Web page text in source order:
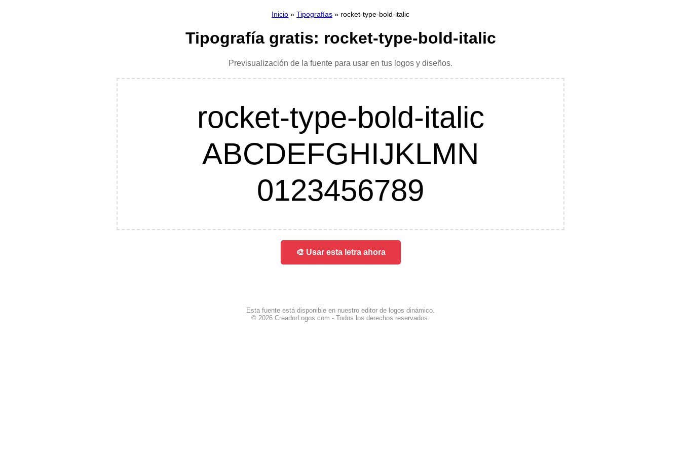
Inicio » Tipografías » rocket-type-bold-italic
Tipografía gratis: rocket-type-bold-italic
Previsualización de la fuente para usar en tus logos y diseños.
rocket-type-bold-italic
ABCDEFGHIJKLMN
0123456789
🎨 Usar esta letra ahora
Esta fuente está disponible en nuestro editor de logos dinámico.
© 2026 CreadorLogos.com - Todos los derechos reservados.